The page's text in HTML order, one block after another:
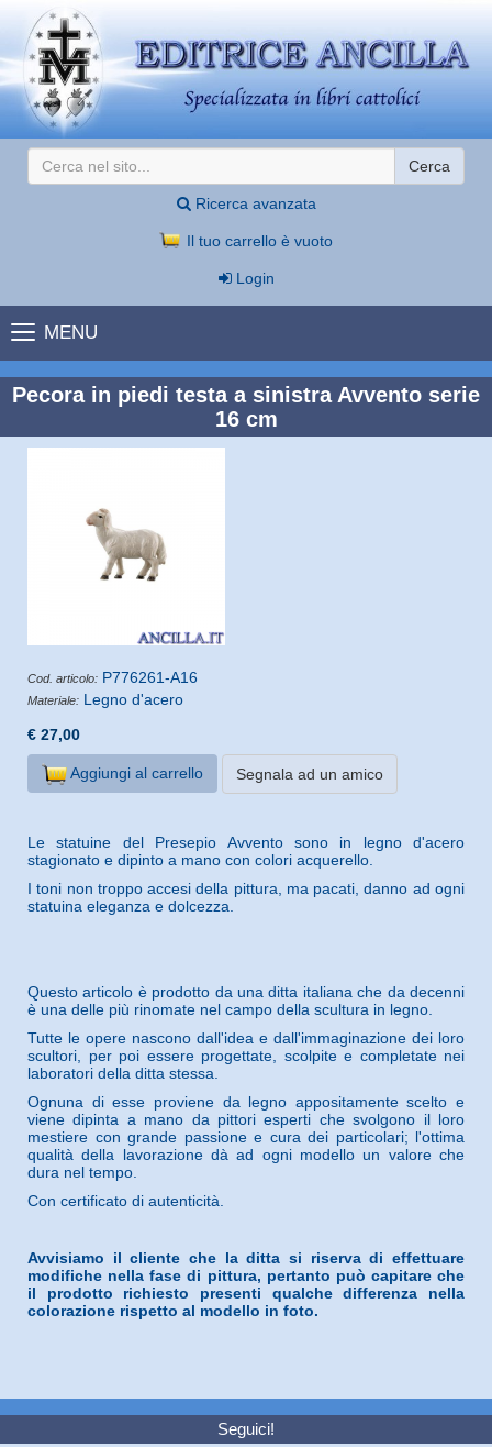
Cerca
Ricerca avanzata
Il tuo carrello è vuoto
Login
MENU
Pecora in piedi testa a sinistra Avvento serie
16 cm
Cod. articolo: P776261-A16
Materiale: Legno d'acero
€ 27,00
Aggiungi al carrello Segnala ad un amico
Le statuine del Presepio Avvento sono in legno d'acero
stagionato e dipinto a mano con colori acquerello.
I toni non troppo accesi della pittura, ma pacati, danno ad ogni
statuina eleganza e dolcezza.
Questo articolo è prodotto da una ditta italiana che da decenni
è una delle più rinomate nel campo della scultura in legno.
Tutte le opere nascono dall'idea e dall'immaginazione dei loro
scultori, per poi essere progettate, scolpite e completate nei
laboratori della ditta stessa.
Ognuna di esse proviene da legno appositamente scelto e
viene dipinta a mano da pittori esperti che svolgono il loro
mestiere con grande passione e cura dei particolari; l'ottima
qualità della lavorazione dà ad ogni modello un valore che
dura nel tempo.
Con certificato di autenticità.
Avvisiamo il cliente che la ditta si riserva di effettuare
modifiche nella fase di pittura, pertanto può capitare che
il prodotto richiesto presenti qualche differenza nella
colorazione rispetto al modello in foto.
Seguici!